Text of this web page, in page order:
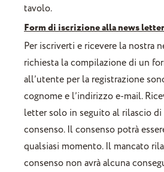
tavolo.
Form di iscrizione alla news letter
Per iscriverti e ricevere la nostra
richiesta la compilazione di un
all’utente per la registrazione
cognome e l’indirizzo e-mail.
letter solo in seguito al rilascio
consenso. Il consenso potrà
qualsiasi momento. Il mancato
consenso non avrà alcuna